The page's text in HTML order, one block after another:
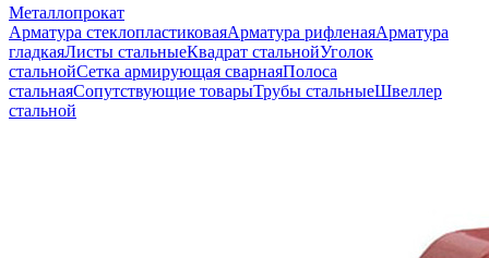
Металлопрокат
Арматура стеклопластиковаяАрматура рифленаяАрматура
гладкаяЛисты стальныеКвадрат стальнойУголок
стальнойСетка армирующая сварнаяПолоса
стальнаяСопутствующие товарыТрубы стальныеШвеллер
стальной